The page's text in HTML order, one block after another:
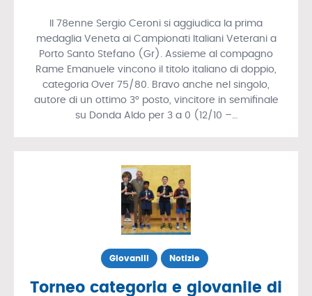
Il 78enne Sergio Ceroni si aggiudica la prima
medaglia Veneta ai Campionati Italiani Veterani a
Porto Santo Stefano (Gr). Assieme al compagno
Rame Emanuele vincono il titolo italiano di doppio,
categoria Over 75/80. Bravo anche nel singolo,
autore di un ottimo 3° posto, vincitore in semifinale
su Donda Aldo per 3 a 0 (12/10 –…
Giovanili Notizie
Torneo categoria e giovanile di